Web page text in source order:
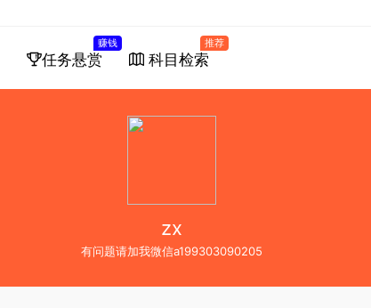
任务悬赏
赚钱
科目检索
推荐
zx
有问题请加我微信a199303090205